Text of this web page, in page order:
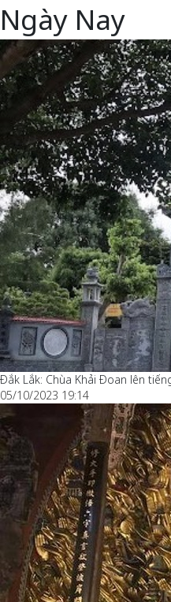
Ngày Nay
Đắk Lắk: Chùa Khải Đoan lên
05/10/2023 19:14